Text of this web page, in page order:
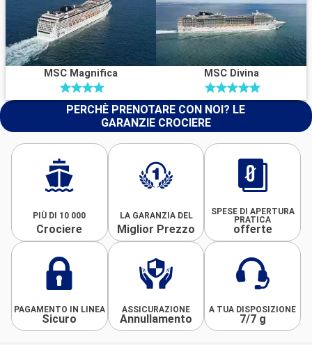
MSC Magnifica MSC Divina
PERCHÈ PRENOTARE CON NOI? LE
GARANZIE CROCIERE
PIÙ DI 10 000
Crociere
LA GARANZIA DEL
Miglior Prezzo
SPESE DI APERTURA
PRATICA
offerte
PAGAMENTO IN LINEA
Sicuro
ASSICURAZIONE
Annullamento
A TUA DISPOSIZIONE
7/7 g